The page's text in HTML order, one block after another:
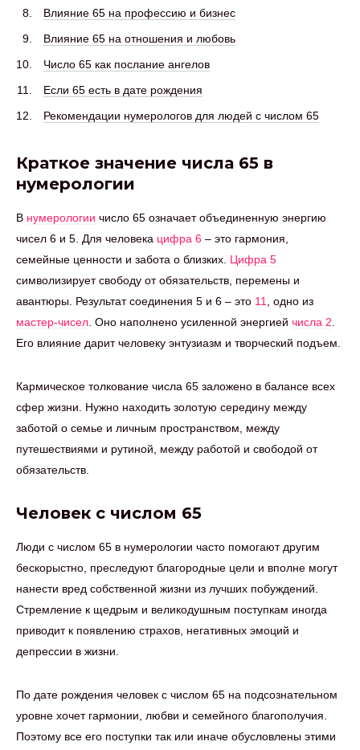
Влияние 65 на профессию и бизнес
Влияние 65 на отношения и любовь
Число 65 как послание ангелов
Если 65 есть в дате рождения
Рекомендации нумерологов для людей с числом 65
Краткое значение числа 65 в
нумерологии
В нумерологии число 65 означает объединенную энергию
чисел 6 и 5. Для человека цифра 6 – это гармония,
семейные ценности и забота о близких. Цифра 5
символизирует свободу от обязательств, перемены и
авантюры. Результат соединения 5 и 6 – это 11
, одно из
мастер-чисел . Оно наполнено усиленной энергией числа 2
Его влияние дарит человеку энтузиазм и творческий подъем.
Кармическое толкование числа 65 заложено в балансе всех
сфер жизни. Нужно находить золотую середину между
заботой о семье и личным пространством, между
путешествиями и рутиной, между работой и свободой от
обязательств.
Человек с числом 65
Люди с числом 65 в нумерологии часто помогают другим
бескорыстно, преследуют благородные цели и вполне могут
нанести вред собственной жизни из лучших побуждений.
Стремление к щедрым и великодушным поступкам иногда
приводит к появлению страхов, негативных эмоций и
депрессии в жизни.
По дате рождения человек с числом 65 на подсознательном
уровне хочет гармонии, любви и семейного благополучия.
Поэтому все его поступки так или иначе обусловлены этими